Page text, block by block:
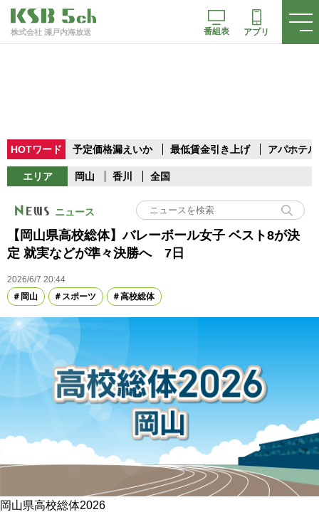
株式会社 瀬戸内海放送 番組表 アプリ
HOTワード 予定価格漏えいか 最低賃金引き上げ アパホテル
エリア 岡山 香川 全国
ニュース
【岡山県高校総体】バレーボール女子 ベスト8が決
定 就実などが準々決勝へ 7日
2026/6/7 20:44
岡山
スポーツ 高校総体
岡山県高校総体2026